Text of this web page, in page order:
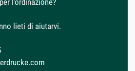
l'ordinazione?
lieti di aiutarvi.